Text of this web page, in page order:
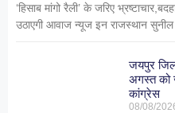
‘हिसाब मांगो रैली’ के जरिए
उठाएगी आवाज न्यूज इन राजस्थान सुनील
जयपुर
अगस्त को
कांग्रेस
08/08/